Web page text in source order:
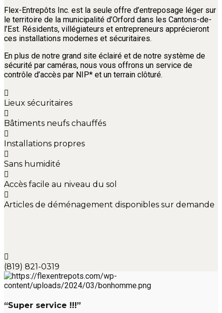
Flex-Entrepôts Inc. est la seule offre d’entreposage léger sur
le territoire de la municipalité d’Orford dans les Cantons-de-
l’Est. Résidents, villégiateurs et entrepreneurs apprécieront
ces installations modernes et sécuritaires.
En plus de notre grand site éclairé et de notre système de
sécurité par caméras, nous vous offrons un service de
contrôle d’accès par NIP* et un terrain clôturé.
Lieux sécuritaires
Bâtiments neufs chauffés
Installations propres
Sans humidité
Accès facile au niveau du sol
Articles de déménagement disponibles sur demande
(819) 821-0319
“Super service !!!”